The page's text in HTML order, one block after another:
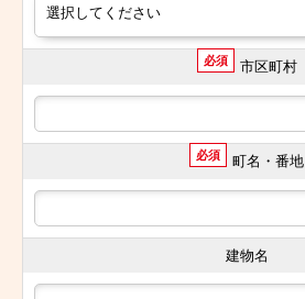
必須 市区町村
必須 町名・番地
建物名